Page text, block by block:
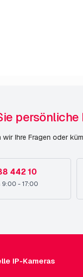
persönliche
Ihre Fragen oder
442 10
9:00 - 17:00
IP-Kameras